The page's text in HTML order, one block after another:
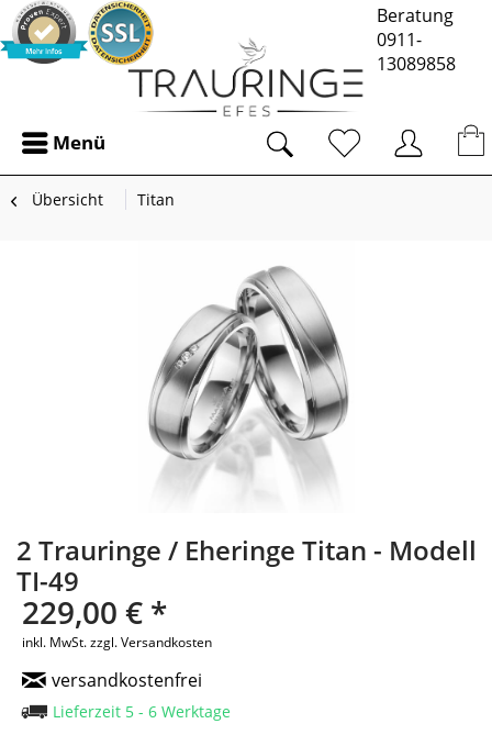
Beratung
0911-
13089858
Menü
Übersicht Titan
2 Trauringe / Eheringe Titan - Modell
TI-49
229,00 € *
inkl. MwSt.zzgl. Versandkosten
versandkostenfrei
Lieferzeit 5 - 6 Werktage